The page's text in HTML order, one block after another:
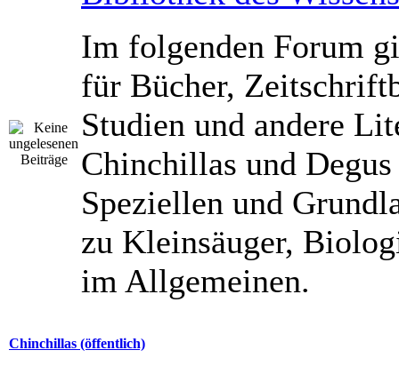
Im folgenden Forum
für Bücher,
Studien und andere
Chinchillas und
Speziellen und
zu Kleinsäuger,
im Allgemeinen.
Chinchillas (öffentlich)